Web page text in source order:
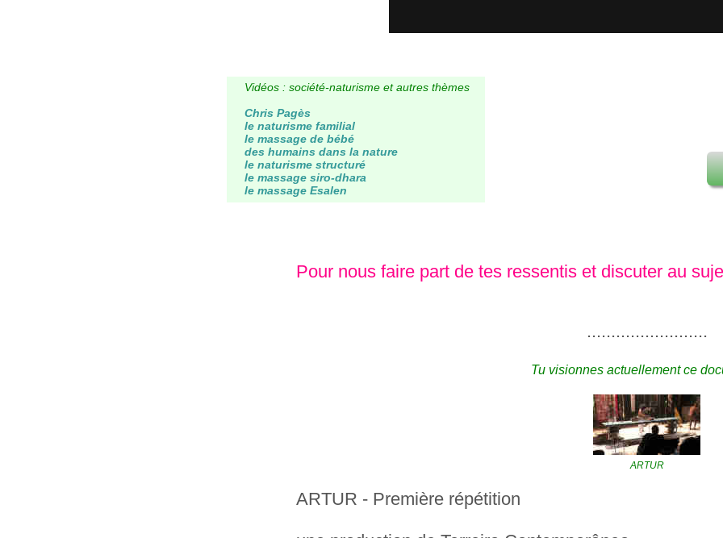
Vidéos : société-naturisme et autres thèmes
Chris Pagès
le naturisme familial
le massage de bébé
des humains dans la nature
le naturisme structuré
le massage siro-dhara
le massage Esalen
Pour nous faire part de tes ressentis et discuter au
.........................
Tu visionnes actuellement ce
ARTUR
ARTUR - Première répétition